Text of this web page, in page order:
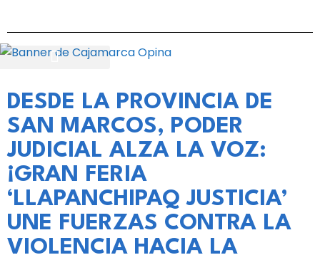
DESDE LA PROVINCIA DE
SAN MARCOS, PODER
JUDICIAL ALZA LA VOZ:
¡GRAN FERIA
‘LLAPANCHIPAQ JUSTICIA’
UNE FUERZAS CONTRA LA
VIOLENCIA HACIA LA